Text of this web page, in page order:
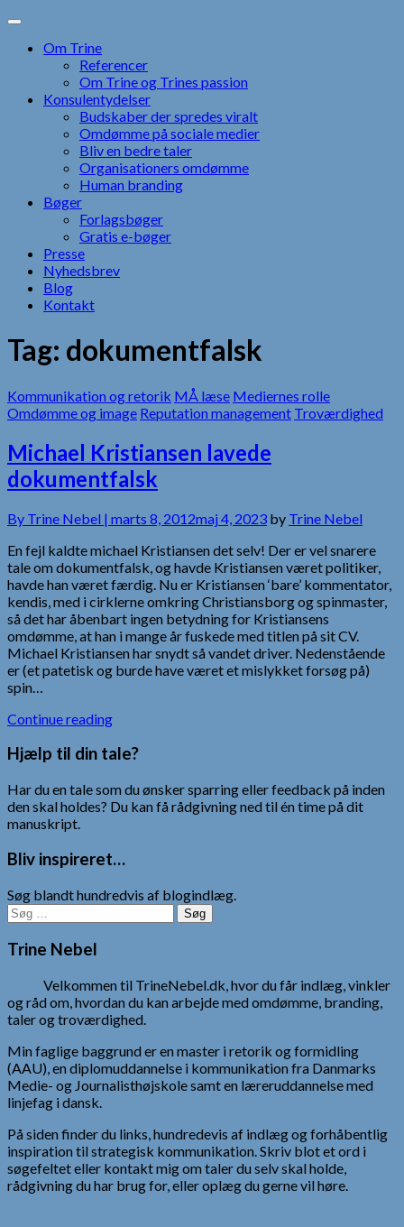
Skip
contentOm Trine
Referencer
Om Trine og Trines passion
Konsulentydelser
Budskaber der spredes viralt
Omdømme på sociale medier
Bliv en bedre taler
Organisationers omdømme
Human branding
Bøger
Forlagsbøger
Gratis e-bøger
Presse
Nyhedsbrev
Blog
Kontakt
Tag: dokumentfalsk
Kommunikation og retorik MÅ læse Mediernes rolle
Omdømme og image Reputation management Troværdighed
Michael Kristiansen lavede
dokumentfalsk
By Trine Nebel | marts 8, 2012maj 4, 2023 by Trine Nebel
En fejl kaldte michael Kristiansen det selv! Der er vel snarere
tale om dokumentfalsk, og havde Kristiansen været politiker,
havde han været færdig. Nu er Kristiansen ‘bare’ kommentator,
kendis, med i cirklerne omkring Christiansborg og spinmaster,
så det har åbenbart ingen betydning for Kristiansens
omdømme, at han i mange år fuskede med titlen på sit CV.
Michael Kristiansen har snydt så vandet driver. Nedenstående
er (et patetisk og burde have været et mislykket forsøg på)
spin…
Continue reading
Hjælp til din tale?
Har du en tale som du ønsker sparring eller feedback på inden
den skal holdes? Du kan få rådgivning ned til én time på dit
manuskript.
Bliv inspireret…
Søg blandt hundredvis af blogindlæg.
Søg
efter:
Trine Nebel
Velkommen til TrineNebel.dk, hvor du får indlæg, vinkler
og råd om, hvordan du kan arbejde med omdømme, branding,
taler og troværdighed.
Min faglige baggrund er en master i retorik og formidling
(AAU), en diplomuddannelse i kommunikation fra Danmarks
Medie- og Journalisthøjskole samt en læreruddannelse med
linjefag i dansk.
På siden finder du links, hundredevis af indlæg og forhåbentlig
inspiration til strategisk kommunikation. Skriv blot et ord i
søgefeltet eller kontakt mig om taler du selv skal holde,
rådgivning du har brug for, eller oplæg du gerne vil høre.